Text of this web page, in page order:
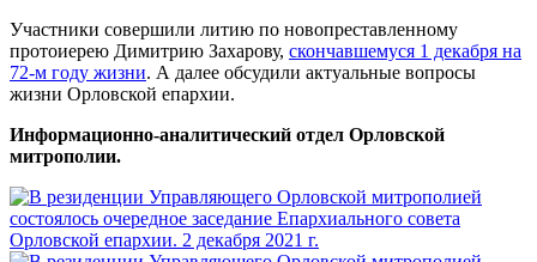
Участники совершили литию по новопреставленному
протоиерею Димитрию Захарову, скончавшемуся 1 декабря на
72-м году жизни. А далее обсудили актуальные вопросы
жизни Орловской епархии.
Информационно-аналитический отдел Орловской
митрополии.